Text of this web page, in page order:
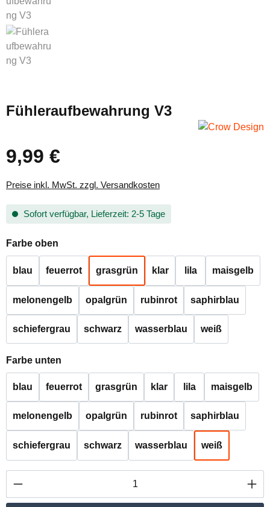
Fühleraufbewahrung V3
Regulärer Preis:
9,99 €
Preise inkl. MwSt. zzgl. Versandkosten
Sofort verfügbar, Lieferzeit: 2-5 Tage
Farbe oben
blau feuerrot grasgrün klar lila maisgelb
melonengelb opalgrün rubinrot saphirblau
schiefergrau schwarz wasserblau weiß
Farbe unten
blau feuerrot grasgrün klar lila maisgelb
melonengelb opalgrün rubinrot saphirblau
schiefergrau schwarz wasserblau weiß
Produkt Anzahl: Gib den gewünschten